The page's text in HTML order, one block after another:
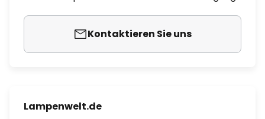
Kontaktieren Sie uns
Lampenwelt.de